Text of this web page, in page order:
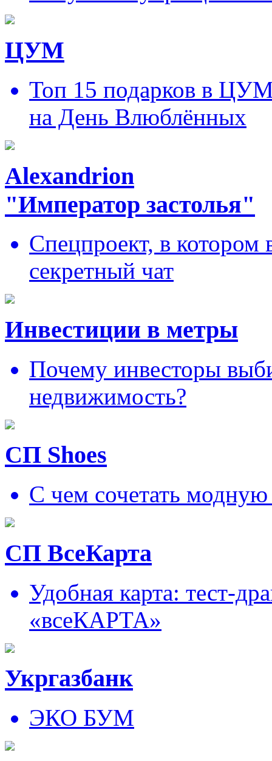
ЦУМ
Топ 15 подарков в
на День Влюблённых
Alexandrion
"Император застолья"
Спецпроект, в котором
секретный чат
Инвестиции в метры
Почему инвесторы
недвижимость?
СП Shoes
С чем сочетать модную
СП ВсеКарта
Удобная карта: тест-
«всеКАРТА»
Укргазбанк
ЭКО БУМ